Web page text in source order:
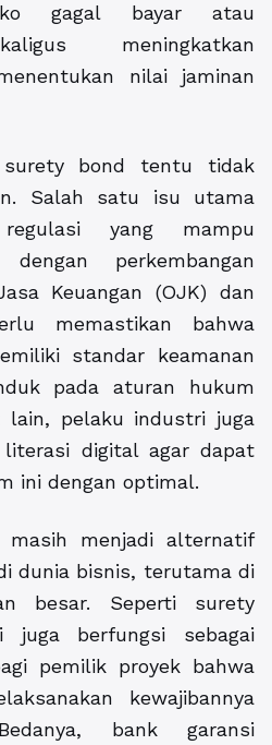
gagal bayar atau
meningkatkan
nilai jaminan
surety bond tentu tidak
Salah satu isu utama
yang mampu
perkembangan
Keuangan (OJK) dan
memastikan bahwa
standar keamanan
pada aturan hukum
lain, pelaku industri juga
digital agar dapat
ini dengan optimal.
masih menjadi alternatif
dunia bisnis, terutama di
besar. Seperti surety
juga berfungsi sebagai
pemilik proyek bahwa
kewajibannya
bank garansi